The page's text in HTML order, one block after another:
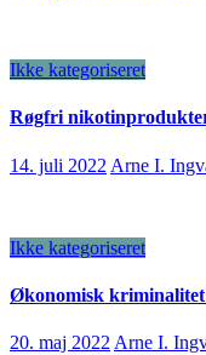
Ikke kategoriseret
Røgfri
14. juli 2022 Arne I.
Ikke kategoriseret
Økonomisk
20. maj 2022 Arne I.